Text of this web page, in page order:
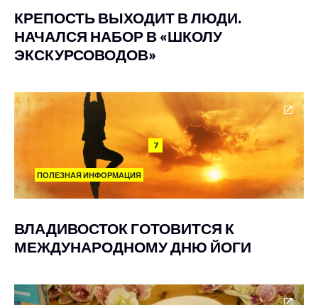
КРЕПОСТЬ ВЫХОДИТ В ЛЮДИ.
НАЧАЛСЯ НАБОР В «ШКОЛУ
ЭКСКУРСОВОДОВ»
7
ПОЛЕЗНАЯ ИНФОРМАЦИЯ
ВЛАДИВОСТОК ГОТОВИТСЯ К
МЕЖДУНАРОДНОМУ ДНЮ ЙОГИ